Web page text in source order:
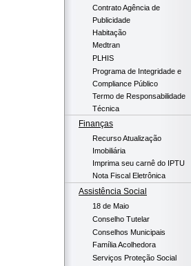
Contrato Agência de
Publicidade
Habitação
Medtran
PLHIS
Programa de Integridade e
Compliance Público
Termo de Responsabilidade
Técnica
Finanças
Recurso Atualização
Imobiliária
Imprima seu carnê do IPTU
Nota Fiscal Eletrônica
Assistência Social
18 de Maio
Conselho Tutelar
Conselhos Municipais
Família Acolhedora
Serviços Proteção Social